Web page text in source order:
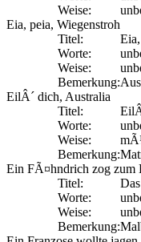
Weise:
Eia, peia, Wiegenstroh
Titel:
Worte:
Weise:
Bemerkung:
EilÂ´ dich, Australia
Titel:
Worte:
Weise:
Bemerkung:
Ein FÃ¤hndrich zog zum
Titel:
Worte:
Weise:
Bemerkung: